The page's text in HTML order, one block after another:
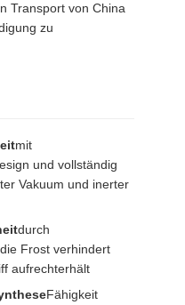
Transport von China
zu
mit
und vollständig
Vakuum und inerter
durch
Frost verhindert
aufrechterhält
Fähigkeit